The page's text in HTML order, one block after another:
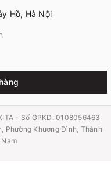
Hồ, Hà Nội
- Số GPKD: 0108056463
Phường Khương Đình, Thành